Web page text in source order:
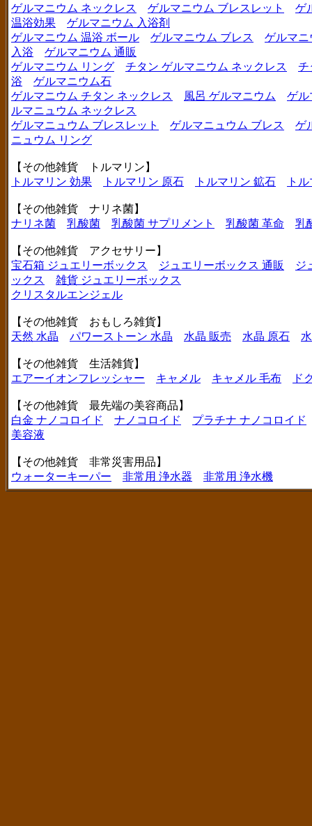
ゲルマニウム ネックレス
ゲルマニウム ブレスレット
ゲ
温浴効果
ゲルマニウム 入浴剤
ゲルマニウム 温浴 ボール
ゲルマニウム ブレス
ゲルマニ
入浴
ゲルマニウム 通販
ゲルマニウム リング
チタン ゲルマニウム ネックレス
チ
浴
ゲルマニウム石
ゲルマニウム チタン ネックレス
風呂 ゲルマニウム
ゲル
ルマニュウム ネックレス
ゲルマニュウム ブレスレット
ゲルマニュウム ブレス
ゲ
ニュウム リング
【その他雑貨 トルマリン】
トルマリン 効果
トルマリン 原石 トルマリン 鉱石 ト
【その他雑貨 ナリネ菌】
ナリネ菌
乳酸菌 乳酸菌 サプリメント 乳酸菌 革命 乳
【その他雑貨 アクセサリー】
宝石箱 ジュエリーボックス
ジュエリーボックス 通販
ジ
ックス
雑貨 ジュエリーボックス
クリスタルエンジェル
【その他雑貨 おもしろ雑貨】
天然 水晶
パワーストーン 水晶 水晶 販売 水晶 原石
【その他雑貨 生活雑貨】
エアーイオンフレッシャー
キャメル キャメル 毛布 ド
【その他雑貨 最先端の美容商品】
白金 ナノコロイド
ナノコロイド
プラチナ ナノコロイド
美容液
【その他雑貨 非常災害用品】
ウォーターキーパー
非常用 浄水器 非常用 浄水機